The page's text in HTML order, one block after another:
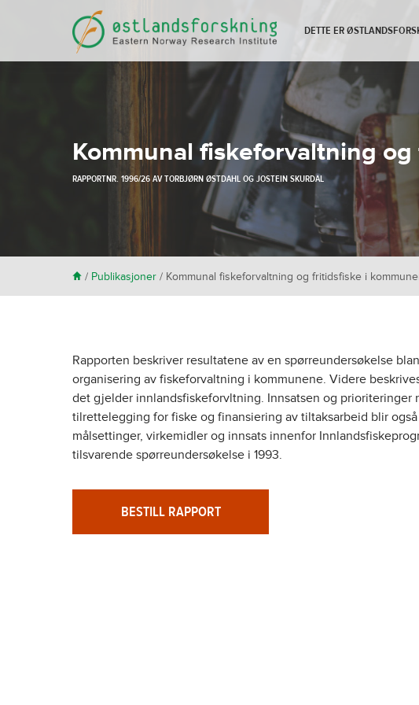
DETTE ER
Kommunal fiskeforvaltning
RAPPORTNR. 1996/26 AVTORBJØRN ØSTDAHLOGJOSTEIN SKURDAL
H / Publikasjoner / Kommunal fiskeforvaltning og fritidsfiske i
Rapporten beskriver resultatene av en spørreundersøkelse
organisering av fiskeforvaltning i kommunene. Videre
det gjelder innlandsfiskeforvltning. Innsatsen og prioriteringer
tilrettelegging for fiske og finansiering av tiltaksarbeid blir
målsettinger, virkemidler og innsats innenfor
tilsvarende spørreundersøkelse i 1993.
BESTILL RAPPORT